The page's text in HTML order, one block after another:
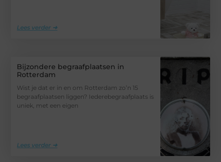
Lees verder ➜
Bijzondere begraafplaatsen in
Rotterdam
Wist je dat er in en om Rotterdam zo’n 15
begraafplaatsen liggen? Iederebegraafplaats is
uniek, met een eigen
Lees verder ➜